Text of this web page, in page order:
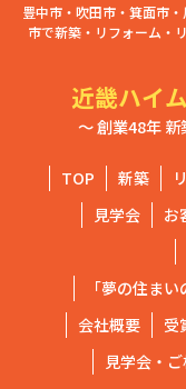
豊中市・吹田市・箕面市
市で新築・リフォーム・
近畿ハイ
～ 創業48年
TOP 新築
見学会
お
「夢の住ま
会社概要
受
見学会・